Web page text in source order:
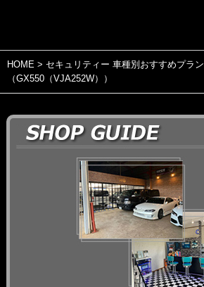
HOME > セキュリティー 車種別おすすめプラン
（GX550（VJA252W））